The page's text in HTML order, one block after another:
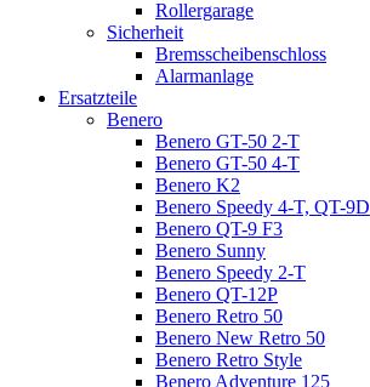
Rollergarage
Sicherheit
Bremsscheibenschloss
Alarmanlage
Ersatzteile
Benero
Benero GT-50 2-T
Benero GT-50 4-T
Benero K2
Benero Speedy 4-T, QT-9D
Benero QT-9 F3
Benero Sunny
Benero Speedy 2-T
Benero QT-12P
Benero Retro 50
Benero New Retro 50
Benero Retro Style
Benero Adventure 125